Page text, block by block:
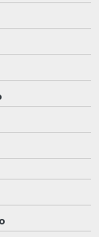
rede